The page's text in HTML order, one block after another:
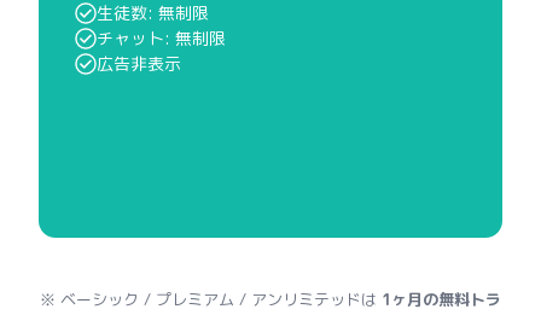
生徒数: 無制限
チャット: 無制限
広告非表示
※ ベーシック / プレミアム / アンリミテッドは 1ヶ月の無料トラ